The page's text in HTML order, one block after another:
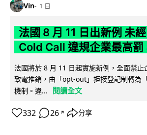
Vin 1 日
法國 8 月 11 日出新例 未
Cold Call 違規企業最高
法國將於 8 月 11 日起實施新例，全面禁止
致電推銷，由「opt-out」拒接登記制轉為
機制。違...
閱讀全文
332 26 ↗ 分享